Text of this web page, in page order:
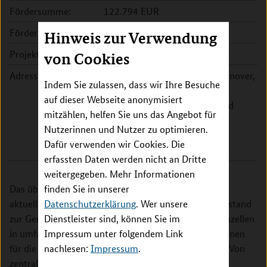
Hinweis zur Verwendung
von Cookies
Indem Sie zulassen, dass wir Ihre Besuche
auf dieser Webseite anonymisiert
mitzählen, helfen Sie uns das Angebot für
Nutzerinnen und Nutzer zu optimieren.
Dafür verwenden wir Cookies. Die
erfassten Daten werden nicht an Dritte
weitergegeben. Mehr Informationen
finden Sie in unserer
Datenschutzerklärung. Wer unsere
Dienstleister sind, können Sie im
Impressum unter folgendem Link
nachlesen: Impressum.
Fördersumme:
122.794 EUR
Förderzeitraum:
2016 - 2020
Projektleitung:
Prof. Dr. Tobias Cantz
Adresse:
Medizinische Hochschule Hannover,
Exzellenzcluster REBIRTH, AG
Translationale Hepatologie und
Stammzellenbiologie
Carl-Neuberg-Str. 1
30625 Hannover
Das übergeordnete Ziel dieses Teilprojekts ist es, den
aktuellen und absehbaren biomedizinischen Wissensstand
zur Genomeditierung humaner Embryonen und Keimzellen
in umfassenden Analysen und in Ad-hoc-Konsultationen
für die normativen Projektmitarbeiter zu erarbeiten. Von
zentraler Bedeutung dabei sollen zwei